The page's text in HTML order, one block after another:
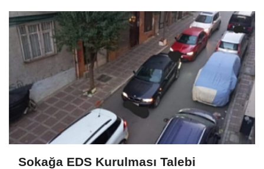
Sokağa EDS Kurulması Talebi